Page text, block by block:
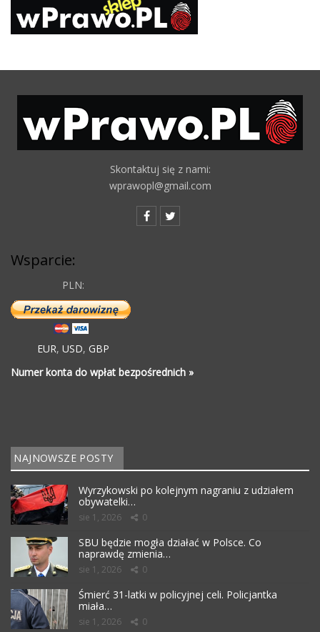
Skontaktuj się z nami:
wprawopl@gmail.com
Wsparcie:
PLN:
EUR, USD, GBP
Numer konta do wpłat bezpośrednich »
NAJNOWSZE POSTY
Wyrzykowski po kolejnym nagraniu z udziałem
obywatelki…
sie 1, 2026 0
SBU będzie mogła działać w Polsce. Co
naprawdę zmienia…
sie 1, 2026 0
Śmierć 31-latki w policyjnej celi. Policjantka
miała…
sie 1, 2026 0